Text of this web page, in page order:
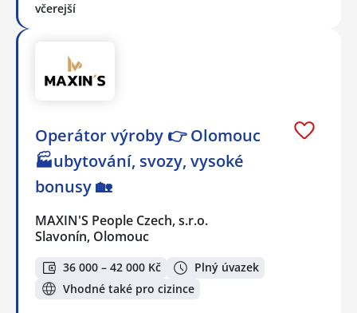
včerejší
Operátor výroby 👉 Olomouc
🏭ubytování, svozy, vysoké
bonusy 🏡
MAXIN'S People Czech, s.r.o.
Slavonín, Olomouc
36 000 – 42 000 Kč
Plný úvazek
Vhodné také pro cizince